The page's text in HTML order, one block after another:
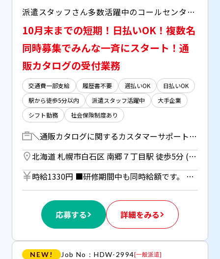
派遣スタッフさん多数活躍中のコールセンター業務！ ○日払い(JOBPAY)対応 ○休憩室(フリーWi-Fi)完備 ○ロッカー完備 ○ビル近くにはコンビニあり
10月末までの短期！日払いOK！複数名
同時募集でみんな一斉にスタート！通
販カタログの受付業務
交通費一部支給 履歴書不要 週払いOK
日払いOK
駅から徒歩5分以内
派遣スタッフ活躍中
大手企業
シフト勤務
社会保険制度あり
＼通販カタログに関するカスタマーサポート／ 通販受付業務（折込チラシなど）に関する商品等に関する注文・受付を行っていただきます！ ・注文受付、返品受付、交換受付、キャンセル受付、商品問い合わせ対応等 ・インターネット問い合わせ、文書受注問い合わせ対応等 ・他通販受付業務にかかわる全般業務 【研修期間】 (1)8/17～8/21(09:00～17:30) (2)8/24～8/28(09:00～17:30) (3)9/1～9/7(09:00～17:30)
北海道 札幌市白石区 南郷７丁目駅 徒歩5分 (札幌市営東西線) ／ 南郷１３丁目駅 徒歩8分 (札幌市営東西線)
時給1330円 ■研修期間中も同時給額です。 ■日払いOK（所定労働時間の80％迄） ■給与は月1回の銀行振込となりますが、「JOBPAY（ジョブペイ）」の利用で就業当日に給料相当額の一部をセブン銀行や三菱UFJ銀行、コンビニ等のATMから受け取る事が可能です！ ◎『JOBPAY』の詳細は登録時または当社HPで！
応募する 詳細をみる
NEW! Job No：HDW-2994[一般派遣]